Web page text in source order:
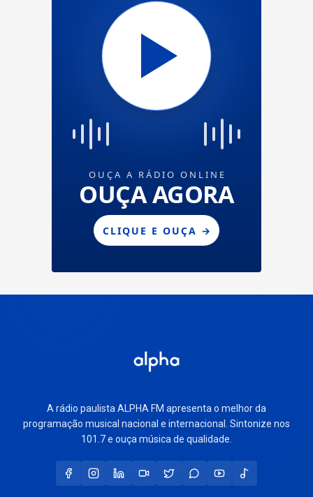
A rádio paulista ALPHA FM apresenta o melhor da
programação musical nacional e internacional. Sintonize nos
101.7 e ouça música de qualidade.